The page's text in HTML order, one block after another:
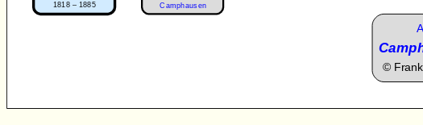
1818 – 1885
©
Camphausen